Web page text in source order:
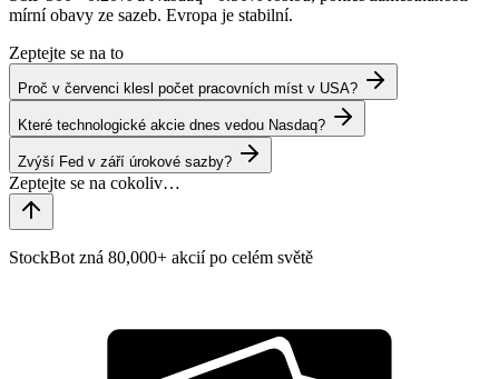
mírní obavy ze sazeb. Evropa je stabilní.
Zeptejte se na to
Proč v červenci klesl počet pracovních míst v USA?
Které technologické akcie dnes vedou Nasdaq?
Zvýší Fed v září úrokové sazby?
StockBot zná 80,000+ akcií po celém světě